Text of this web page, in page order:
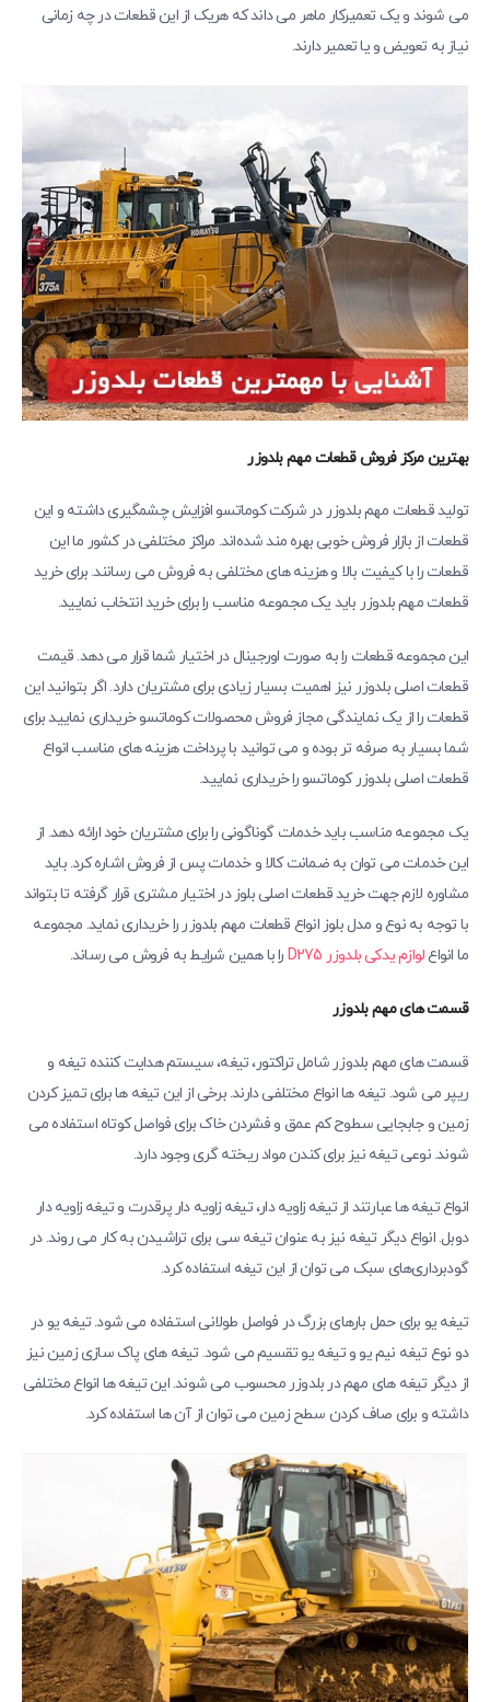
می شوند و یک تعمیرکار ماهر می‌ داند که هریک از این قطعات در چه زمانی
نیاز به تعویض و یا تعمیر دارند.
بهترین مرکز فروش قطعات مهم بلدوزر
تولید قطعات مهم بلدوزر در شرکت کوماتسو افزایش چشمگیری داشته و این
قطعات از بازار فروش خوبی بهره‌ مند شده‌اند. مراکز مختلفی در کشور ما این
قطعات را با کیفیت بالا و هزینه ‌های مختلفی به فروش می‌ رسانند. برای خرید
قطعات مهم بلدوزر باید یک مجموعه مناسب را برای خرید انتخاب نمایید.
این مجموعه قطعات را به صورت اورجینال در اختیار شما قرار می ‌دهد. قیمت
قطعات اصلی بلدوزر نیز اهمیت بسیار زیادی برای مشتریان دارد. اگر بتوانید این
قطعات را از یک نمایندگی مجاز فروش محصولات کوماتسو خریداری نمایید برای
شما بسیار به صرفه ‌تر بوده و می توانید با پرداخت هزینه ‌های مناسب انواع
قطعات اصلی بلدوزر کوماتسو را خریداری نمایید.
یک مجموعه مناسب باید خدمات گوناگونی را برای مشتریان خود ارائه دهد. از
این خدمات می ‌توان به ضمانت کالا و خدمات پس از فروش اشاره کرد. باید
مشاوره لازم جهت خرید قطعات اصلی بلوز در اختیار مشتری قرار گرفته تا بتواند
با توجه به نوع و مدل بلوز انواع قطعات مهم بلدوزر را خریداری نماید. مجموعه
ما انواعلوازم یدکی بلدوزر D275 را با همین شرایط به فروش می ‌رساند.
قسمت ‌های مهم بلدوزر
قسمت های مهم بلدوزر شامل تراکتور، تیغه، سیستم هدایت کننده تیغه و
ریپر می شود. تیغه‌ ها انواع مختلفی دارند. برخی از این تیغه‌ ها برای تمیز کردن
زمین و جابجایی سطوح کم عمق و فشردن خاک برای فواصل کوتاه استفاده می
‌شوند. نوعی تیغه نیز برای کندن مواد ریخته گری وجود دارد.
انواع تیغه‌ ها عبارتند از تیغه زاویه ‌دار، تیغه زاویه‌ دار پرقدرت و تیغه زاویه ‌دار
دوبل. انواع دیگر تیغه نیز به عنوان تیغه سی برای تراشیدن به کار می روند. در
گودبرداری‌های سبک می‌ توان از این تیغه استفاده کرد.
تیغه یو برای حمل بارهای بزرگ در فواصل طولانی استفاده می ‌شود. تیغه یو در
دو نوع تیغه نیم یو و تیغه یو تقسیم می‌ شود. تیغه‌ های پاک سازی زمین نیز
از دیگر تیغه ‌های مهم در بلدوزر محسوب می شوند. این تیغه‌ ها انواع مختلفی
داشته و برای صاف کردن سطح زمین می ‌توان از آن ها استفاده کرد.